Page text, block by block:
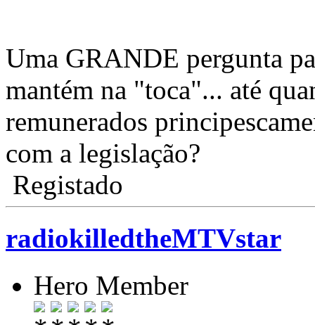
Uma GRANDE pergunta
mantém na "toca"... até
remunerados
com a legislação?
Registado
radiokilledtheMTVstar
Hero Member